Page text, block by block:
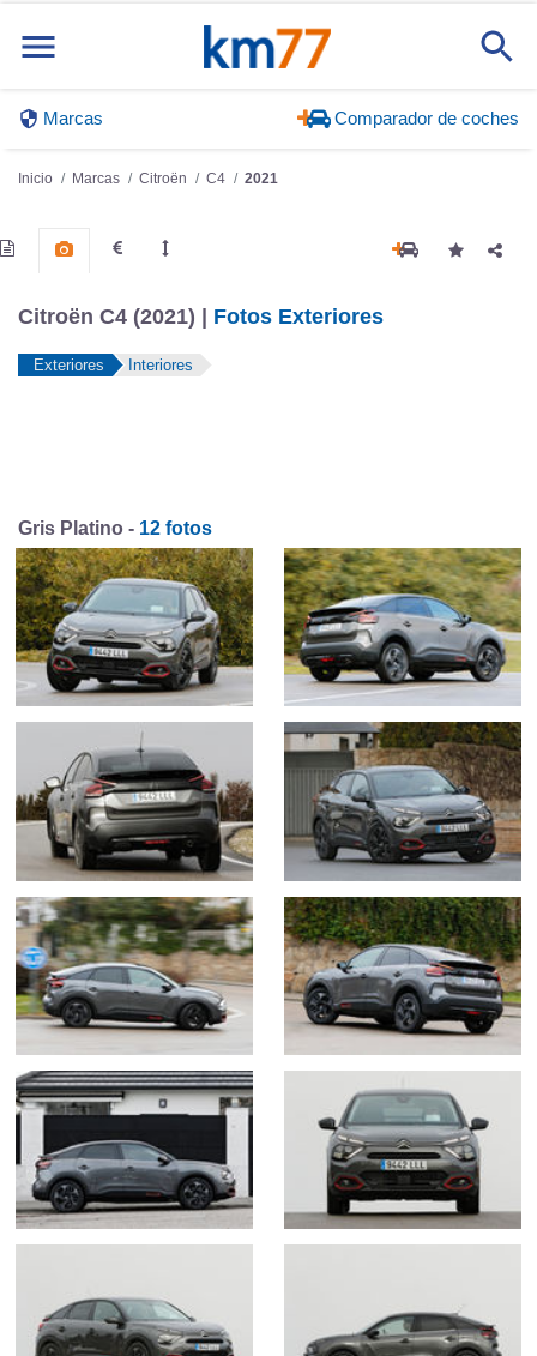
Marcas Comparador de coches
Inicio Marcas Citroën C4 2021
Citroën C4 (2021) | Fotos Exteriores
Exteriores Interiores
Gris Platino - 12 fotos